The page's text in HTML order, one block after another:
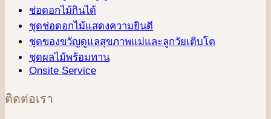
ช่อดอกไม้กินได้
ชุดช่อดอกไม้แสดงความยินดี
ชุดของขวัญดูแลสุขภาพแม่และลูกวัยเติบโต
ชุดผลไม้พร้อมทาน
Onsite Service
ติดต่อเรา